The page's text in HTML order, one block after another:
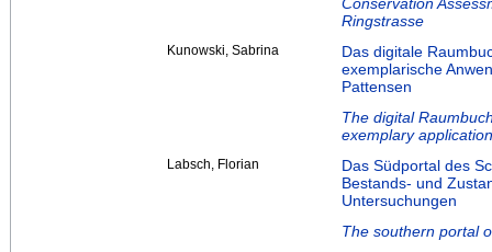
Conservation
Ringstrasse
Kunowski, Sabrina
Das digitale
exemplarische
Pattensen
The digital
exemplary
Labsch, Florian
Das Südportal des
Bestands- und
Untersuchungen
The southern portal